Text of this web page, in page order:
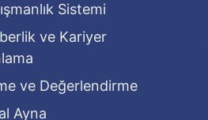
Sistemi
ve Kariyer
ve Değerlendirme
Ayna